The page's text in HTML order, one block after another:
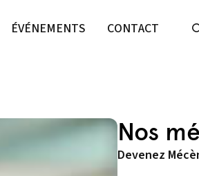
ÉVÉNEMENTS CONTACT
Nos
Devenez